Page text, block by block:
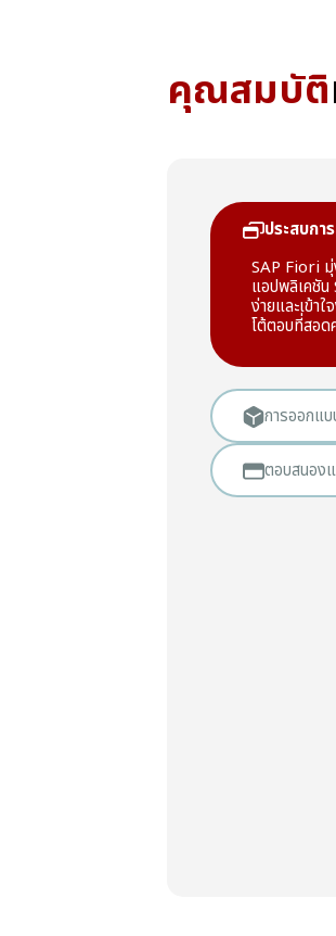
คุณสมบัติ
ประสบก
SAP Fiori มุ่
แอปพลิเคชัน
ง่ายและเข้า
โต้ตอบที่สอด
การออกแ
ตอบสนอง